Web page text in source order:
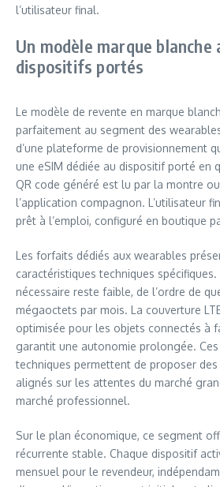
l’utilisateur final.
Un modèle marque blanche
dispositifs portés
Le modèle de revente en marque
parfaitement au segment des
d’une plateforme de provisionnement
une eSIM dédiée au dispositif porté en
QR code généré est lu par la montre
l’application compagnon. L’utilisateur
prêt à l’emploi, configuré en boutique
Les forfaits dédiés aux wearables
caractéristiques techniques
nécessaire reste faible, de l’ordre de
mégaoctets par mois. La couverture
optimisée pour les objets connectés à
garantit une autonomie prolongée.
techniques permettent de proposer
alignés sur les attentes du marché
marché professionnel.
Sur le plan économique, ce segment
récurrente stable. Chaque dispositif
mensuel pour le revendeur,